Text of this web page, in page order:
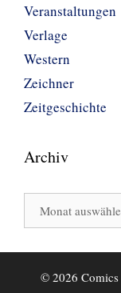
Veranstaltungen
Verlage
Western
Zeichner
Zeitgeschichte
Archiv
© 2026